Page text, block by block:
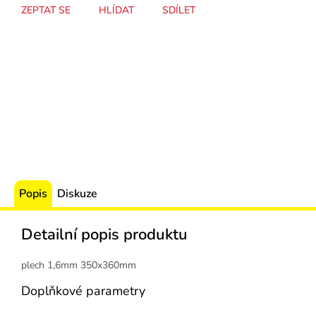
ZEPTAT SE HLÍDAT SDÍLET
Popis Diskuze
Detailní popis produktu
plech 1,6mm 350x360mm
Doplňkové parametry